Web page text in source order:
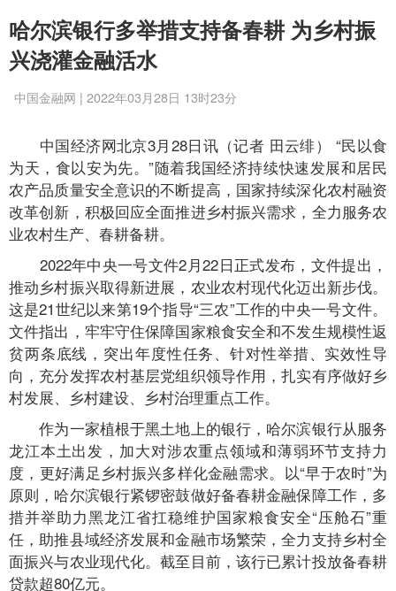
哈尔滨银行多举措支持备春耕 为乡村振
兴浇灌金融活水
中国金融网 | 2022年03月28日 13时23分
中国经济网北京3月28日讯（记者 田云绯） “民以食
为天，食以安为先。”随着我国经济持续快速发展和居民
农产品质量安全意识的不断提高，国家持续深化农村融资
改革创新，积极回应全面推进乡村振兴需求，全力服务农
业农村生产、春耕备耕。
2022年中央一号文件2月22日正式发布，文件提出，
推动乡村振兴取得新进展，农业农村现代化迈出新步伐。
这是21世纪以来第19个指导“三农”工作的中央一号文件。
文件指出，牢牢守住保障国家粮食安全和不发生规模性返
贫两条底线，突出年度性任务、针对性举措、实效性导
向，充分发挥农村基层党组织领导作用，扎实有序做好乡
村发展、乡村建设、乡村治理重点工作。
作为一家植根于黑土地上的银行，哈尔滨银行从服务
龙江本土出发，加大对涉农重点领域和薄弱环节支持力
度，更好满足乡村振兴多样化金融需求。以“早于农时”为
原则，哈尔滨银行紧锣密鼓做好备春耕金融保障工作，多
措并举助力黑龙江省扛稳维护国家粮食安全“压舱石”重
任，助推县域经济发展和金融市场繁荣，全力支持乡村全
面振兴与农业现代化。截至目前，该行已累计投放备春耕
贷款超80亿元。